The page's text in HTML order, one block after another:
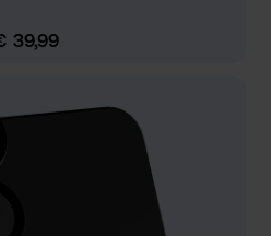
prijs:
39,99